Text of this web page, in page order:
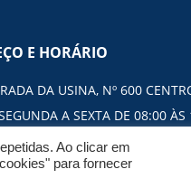
E HORÁRIO
DA USINA, Nº 600
A SEXTA DE 08:00
Ao clicar em
para fornecer